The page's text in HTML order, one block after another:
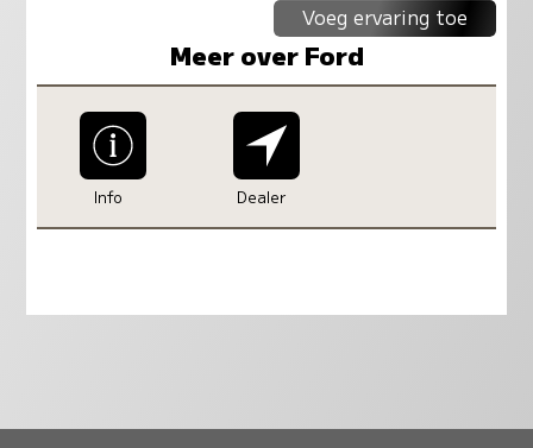
Voeg ervaring toe
Meer over Ford
Info Dealer